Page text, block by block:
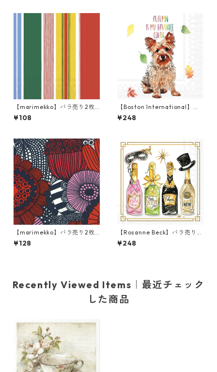
【marimekko】バラ売り2枚
カクテルサイズ ペーパーナプ
キン PARAATI イエローxレッ
¥108
【Boston International】バ
ラ売り2枚 カクテルサイズ ペ
ーパーナプキン Autumn Favo
¥248
【marimekko】バラ売り2枚
ランチサイズ ペーパーナプキ
ン SIIRTOLAPUUTARHA ブル
¥128
【Rosanne Beck】バラ売り2
枚 カクテルサイズ ペーパーナ
プキン New Years Bottles ホ
¥248
Recently Viewed Items｜最近チェック
した商品